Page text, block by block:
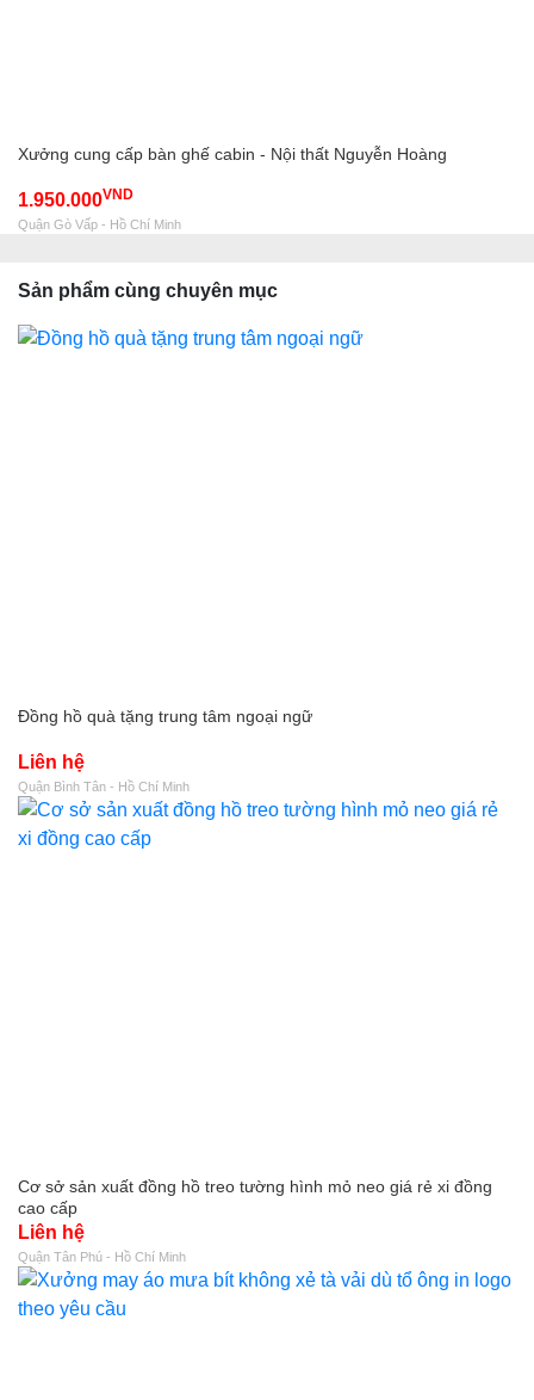
Xưởng cung cấp bàn ghế cabin - Nội thất Nguyễn Hoàng
1.950.000VND
Quận Gò Vấp - Hồ Chí Minh
Sản phẩm cùng chuyên mục
Đồng hồ quà tặng trung tâm ngoại ngữ
Liên hệ
Quận Bình Tân - Hồ Chí Minh
Cơ sở sản xuất đồng hồ treo tường hình mỏ neo giá rẻ xi đồng
cao cấp
Liên hệ
Quận Tân Phú - Hồ Chí Minh